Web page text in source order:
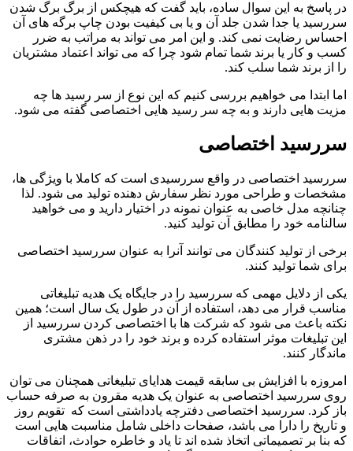
در پاسخ به این سوال ساده، باید گفت که هیچکس از برگ برگ شدن
سررسید یا جدا شدن جلد آن و یا بی کیفیت بودن چاپ برگه های آن
احساس رضایت نمی کند. و این امر می تواند به مراتب به ضرر
کسب و کار یا برند شما تمام شود چرا که می تواند اعتماد مشتریان
را از برند شما سلب کند.
اما ابتدا می خواهیم بررسی کنیم که این نوع از سر رسید ها چه
مزیت هایی دارند و به چه سر رسید هایی اختصاصی گفته می شود.
سررسید اختصاصی
سررسید اختصاصی در واقع سررسیدی است که کاملا با ویژگی ها،
مشخصات و طراحی مورد نظر سفارش دهنده تولید می شود. لذا
چنانچه مدل خاصی به عنوان نمونه در اختیار دارید و می خواهید
سالنامه خود را مطابق آن تولید کنید.
برخی از تولید کنندگان می توانند آنرا به عنوان سررسید اختصاصی
برای شما تولید کنند.
یکی از دلایل مهمی که سررسید را در جایگاه یک هدیه تبلیغاتی
مناسب قرار می دهد، استفاده از آن در طول یک سال است؛ همین
نکته باعث می شود که شرکت ها با اختصاصی کردن سررسید از
این تبلیغات موثر استفاده کرده و برند خود را در ذهن مشتری
ماندگار کنند.
امروزه با افزایش بی سابقه قیمت هدایای تبلیغاتی همچنان می توان
روی سررسید اختصاصی به عنوان یک هدیه مقرون به صرفه حساب
باز کرد. سررسید اختصاصی دفترچه یادداشتی است که تقویم روز
و تاریخ را دارا می باشد، صفحات داخلی شامل مناسبت هایی است
که بنا بر تصمیماتی اتخاذ شده اند تا یاد و خاطره حوادث، اتفاقات